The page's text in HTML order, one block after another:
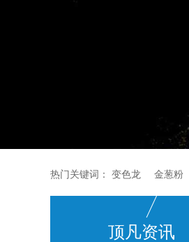
热门关键词： 变色龙 金葱粉
顶凡资讯